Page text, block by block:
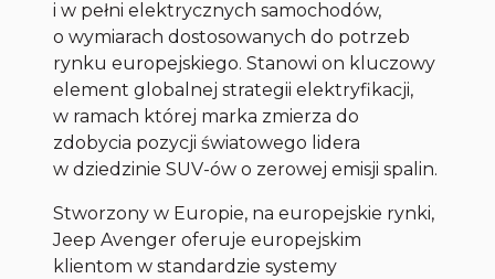
i w pełni elektrycznych samochodów,
o wymiarach dostosowanych do potrzeb
rynku europejskiego. Stanowi on kluczowy
element globalnej strategii elektryfikacji,
w ramach której marka zmierza do
zdobycia pozycji światowego lidera
w dziedzinie SUV-ów o zerowej emisji spalin.
Stworzony w Europie, na europejskie rynki,
Jeep Avenger oferuje europejskim
klientom w standardzie systemy